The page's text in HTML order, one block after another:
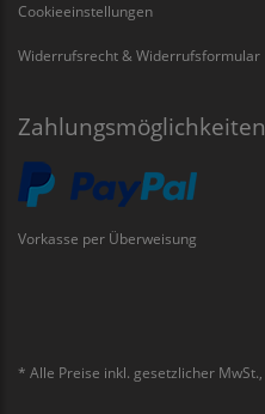
Cookieeinstellungen
Widerrufsrecht & Widerrufsformular
Zahlungsmöglichkeiten
Vorkasse per Überweisung
* Alle Preise inkl. gesetzlicher MwSt.,